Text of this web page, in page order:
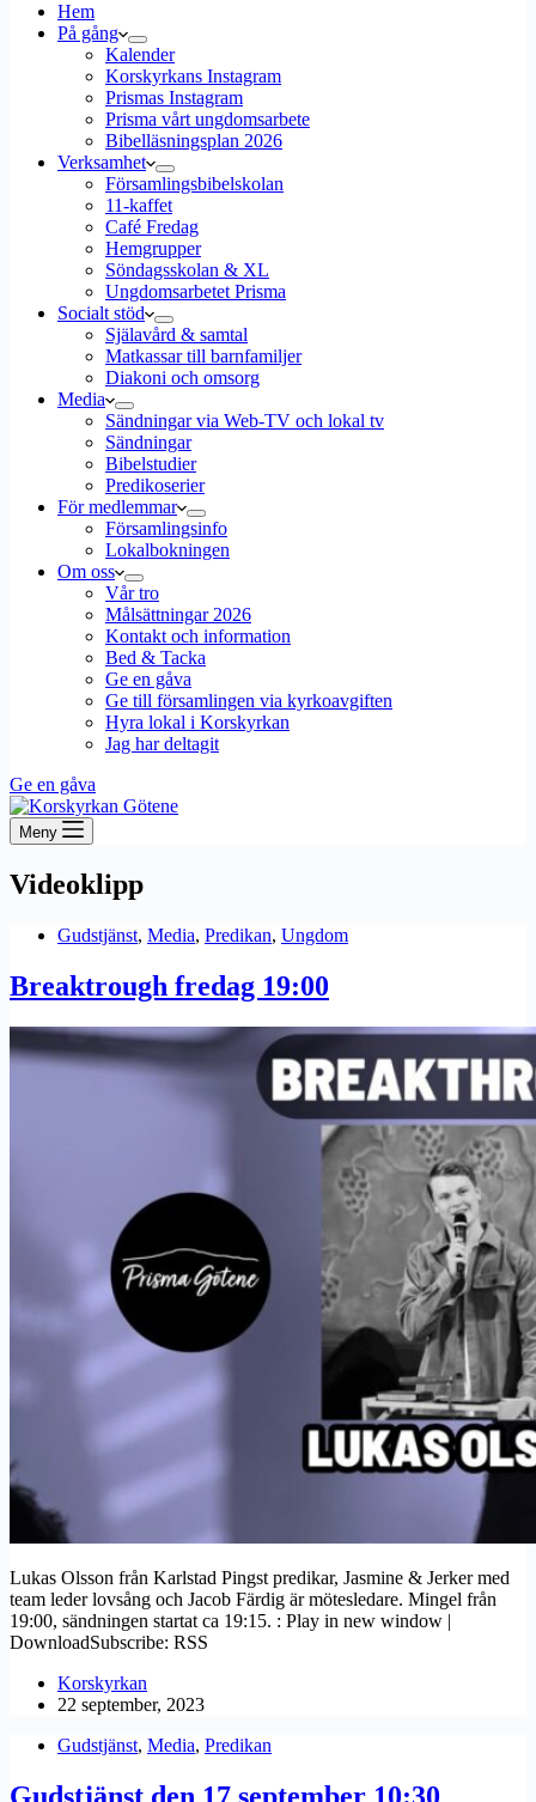
Hem
På gång
Kalender
Korskyrkans Instagram
Prismas Instagram
Prisma vårt ungdomsarbete
Bibelläsningsplan 2026
Verksamhet
Församlingsbibelskolan
11-kaffet
Café Fredag
Hemgrupper
Söndagsskolan & XL
Ungdomsarbetet Prisma
Socialt stöd
Själavård & samtal
Matkassar till barnfamiljer
Diakoni och omsorg
Media
Sändningar via Web-TV och lokal tv
Sändningar
Bibelstudier
Predikoserier
För medlemmar
Församlingsinfo
Lokalbokningen
Om oss
Vår tro
Målsättningar 2026
Kontakt och information
Bed & Tacka
Ge en gåva
Ge till församlingen via kyrkoavgiften
Hyra lokal i Korskyrkan
Jag har deltagit
Ge en gåva
Meny
Videoklipp
Gudstjänst, Media, Predikan, Ungdom
Breaktrough fredag 19:00
Lukas Olsson från Karlstad Pingst predikar, Jasmine & Jerker med
team leder lovsång och Jacob Färdig är mötesledare. Mingel från
19:00, sändningen startat ca 19:15. : Play in new window |
DownloadSubscribe: RSS
Korskyrkan
22 september, 2023
Gudstjänst, Media, Predikan
Gudstjänst den 17 september 10:30